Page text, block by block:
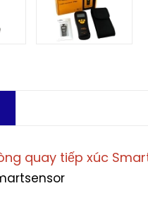
quay tiếp xúc